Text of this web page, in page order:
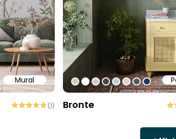
Mural
(1)
#c5cec1
#ffffff
#d0cec2
#3c493f
#b6cdd9
#ded0cd
#505b60
Bronte